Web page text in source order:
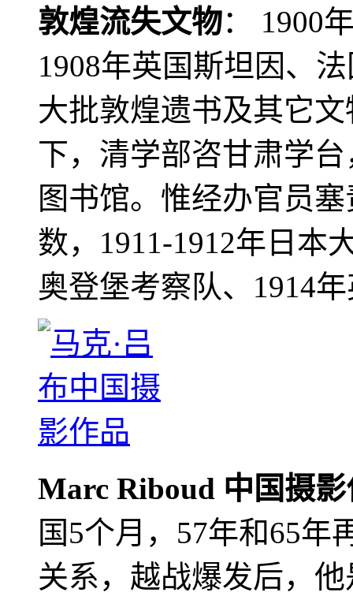
敦煌流失文物： 1900
1908年英国斯坦因、
大批敦煌遗书及其它
下，清学部咨甘肃学
图书馆。惟经办官员
数，1911-1912年日本
奥登堡考察队、1914
Marc Riboud 中国摄
国5个月，57年和65年
关系，越战爆发后，